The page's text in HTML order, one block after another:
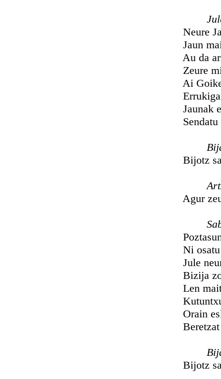
Neure
Jaun
Au da
Zeure
Ai
Jaunak
Sendatu
Bijotz
Agur
Poztasun
Ni osatu
Jule neure
Bizija zor
Len
Kutuntxuba
Orain
Beretzat
Bijotz